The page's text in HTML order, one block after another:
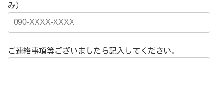
み）
ご連絡事項等ございましたら記入してください。